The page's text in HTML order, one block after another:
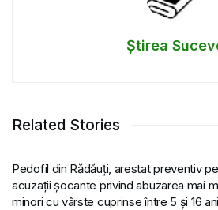
Știrea
Related Stories
Pedofil din Rădăuți, arestat preventiv
acuzații șocante privind abuzarea mai
minori cu vârste cuprinse între 5 și 16 ani